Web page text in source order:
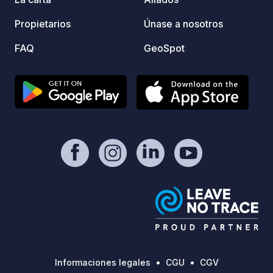
Propietarios
FAQ
Únase a nosotros
GeoSpot
Informaciones legales CGU
CGV